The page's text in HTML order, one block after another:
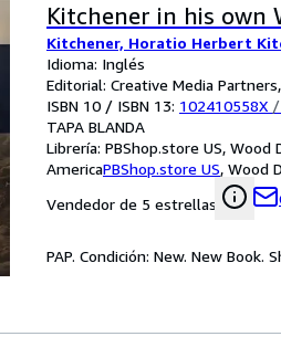
Kitchener in his own
Kitchener, Horatio Herbert
Idioma: Inglés
Editorial: Creative Media
ISBN 10 / ISBN 13: 102410558X /
TAPA BLANDA
Librería: PBShop.store US, Wood
AmericaPBShop.store US, Wood
Vendedor de 5 estrellas
PAP. Condición: New. New